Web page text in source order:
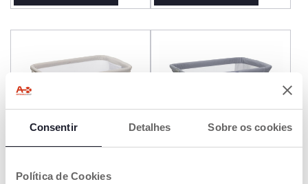
Consentir Detalhes Sobre os cookies
Política de Cookies+ CORES